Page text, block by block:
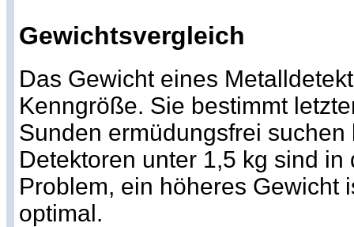
Gewichtsvergleich
Das Gewicht eines
Kenngröße. Sie bestimmt
Sunden ermüdungsfrei suchen
Detektoren unter 1,5 kg sind in
Problem, ein höheres Gewicht
optimal.